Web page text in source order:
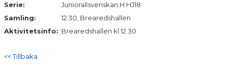
BILDGALLERI
Serie:
Juniorallsvenskan H HJ18
Samling:
12:30, Brearedshallen
Aktivitetsinfo: Brearedshallen kl.12.30
<< Tillbaka